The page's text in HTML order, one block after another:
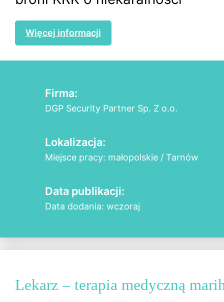
Więcej informacji
Firma:
DGP Security Partner Sp. Z o.o.
Lokalizacja:
Miejsce pracy: małopolskie / Tarnów
Data publikacji:
Data dodania: wczoraj
Lekarz – terapia medyczną